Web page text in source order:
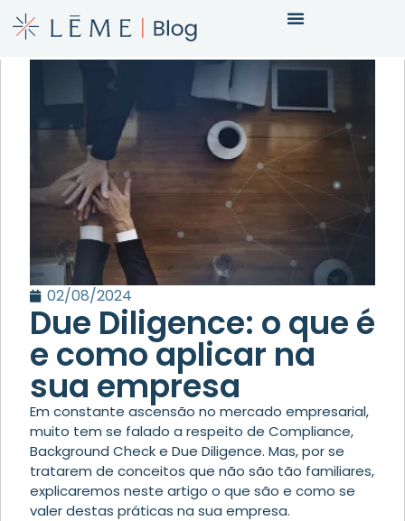
02/08/2024
Due Diligence: o que é
e como aplicar na
sua empresa
Em constante ascensão no mercado empresarial,
muito tem se falado a respeito de Compliance,
Background Check e Due Diligence. Mas, por se
tratarem de conceitos que não são tão familiares,
explicaremos neste artigo o que são e como se
valer destas práticas na sua empresa.